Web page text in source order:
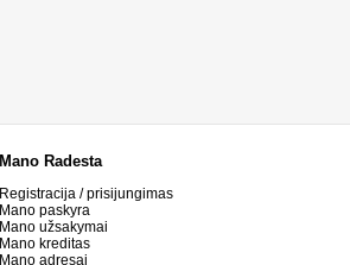
Mano Radesta
Registracija / prisijungimas
Mano paskyra
Mano užsakymai
Mano kreditas
Mano adresai